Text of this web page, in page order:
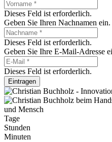
Dieses Feld ist erforderlich.
Geben Sie Ihren Nachnamen ein.
Dieses Feld ist erforderlich.
Geben Sie Ihre E-Mail-Adresse
Dieses Feld ist erforderlich.
Eintragen
Tage
Stunden
Minuten